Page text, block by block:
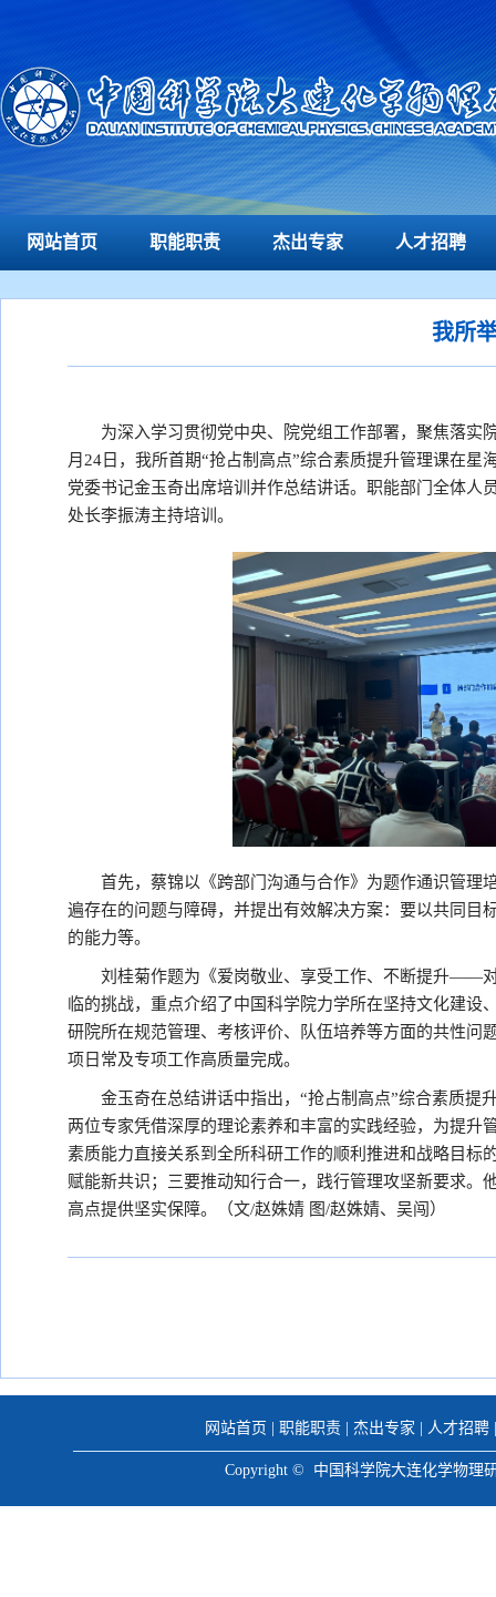
网站首页 职能职责 杰出专家 人才招聘
我所
为深入学习贯彻党中央、院党组工作部署，聚焦落实
月24日，我所首期“抢占制高点”综合素质提升管理课在
党委书记金玉奇出席培训并作总结讲话。职能部门全体人
处长李振涛主持培训。
首先，蔡锦以《跨部门沟通与合作》为题作通识管理
遍存在的问题与障碍，并提出有效解决方案：要以共同目
的能力等。
刘桂菊作题为《爱岗敬业、享受工作、不断提升——
临的挑战，重点介绍了中国科学院力学所在坚持文化建
研院所在规范管理、考核评价、队伍培养等方面的共性问
项日常及专项工作高质量完成。
金玉奇在总结讲话中指出，“抢占制高点”综合素质提
两位专家凭借深厚的理论素养和丰富的实践经验，为提
素质能力直接关系到全所科研工作的顺利推进和战略目标
赋能新共识；三要推动知行合一，践行管理攻坚新要求
高点提供坚实保障。（文/赵姝婧 图/赵姝婧、吴闯）
网站首页 职能职责| 杰出专家 人才招聘
Copyright © 中国科学院大连化学物